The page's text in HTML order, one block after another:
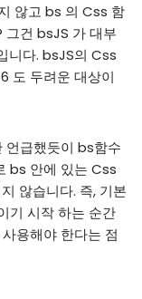
않고 bs 의 Css 함
그건 bsJS 가 대부
니다. bsJS의 Css
도 두려운 대상이
언급했듯이 bs함수
bs 안에 있는 Css
않습니다. 즉, 기본
기 시작 하는 순간
용해야 한다는 점